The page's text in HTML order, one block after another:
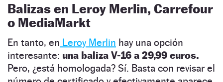
Balizas en Leroy Merlin, Carrefour
o MediaMarkt
En tanto, en Leroy Merlin hay una opción
interesante: una baliza V-16 a 29,99 euros.
Pero, ¿está homologada? Sí. Basta con revisar el